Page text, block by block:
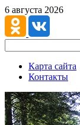
6 августа 2026
Карта сайта
Контакты